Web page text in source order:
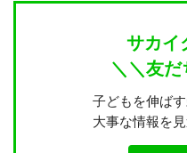
サカイ
＼＼友だ
子どもを伸ば
大事な情報を